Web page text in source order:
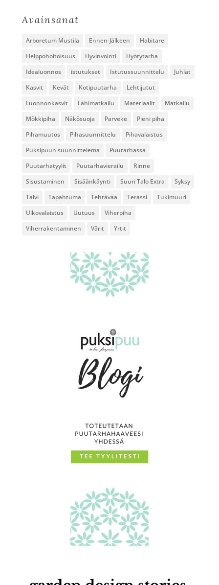
Avainsanat
Arboretum Mustila Ennen-Jälkeen
Habitare
Helppohoitoisuus
Hyvinvointi
Hyötytarha
Idealuonnos
istutukset Istutussuunnittelu
Juhlat
Kasvit
Kevät Kotipuutarha
Lehtijutut
Luonnonkasvit
Lähimatkailu Materiaalit
Matkailu
Mökkipiha
Näkösuoja Parveke
Pieni piha
Pihamuutos
Pihasuunnittelu
Pihavalaistus
Puksipuun suunnittelema
Puutarhassa
Puutarhatyylit
Puutarhavierailu
Rinne
Sisustaminen
Sisäänkäynti Suuri Talo Extra
Syksy
Talvi
Tapahtuma Tehtävää Terassi
Tukimuuri
Ulkovalaistus
Uutuus
Viherpiha
Viherrakentaminen
Värit Yrtit